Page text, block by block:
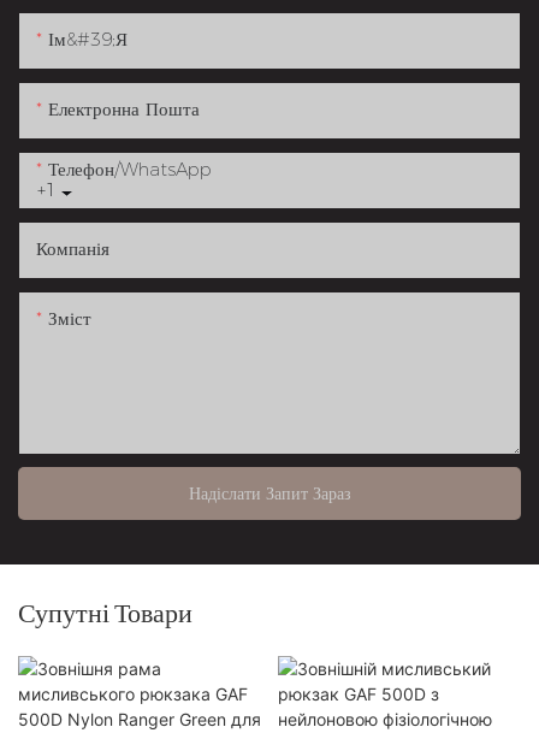
Ім&#39;я
Електронна Пошта
+1
Телефон/WhatsApp
Компанія
Зміст
Надіслати Запит Зараз
Супутні Товари